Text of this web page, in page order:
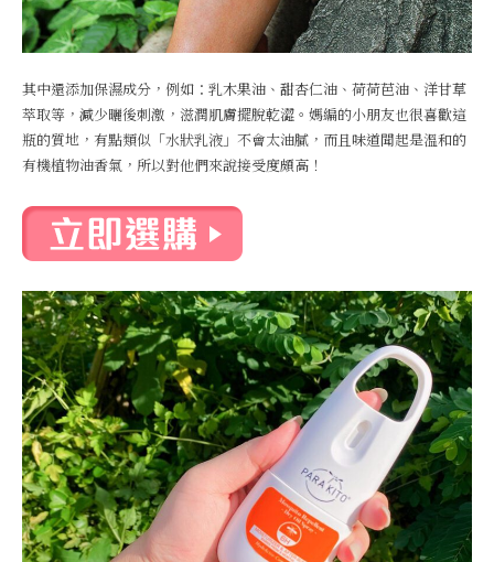
其中還添加保濕成分，例如：乳木果油、甜杏仁油、荷荷芭油、洋甘草
萃取等，減少曬後刺激，滋潤肌膚擺脫乾澀。媽編的小朋友也很喜歡這
瓶的質地，有點類似「水狀乳液」不會太油膩，而且味道聞起是溫和的
有機植物油香氣，所以對他們來說接受度頗高！